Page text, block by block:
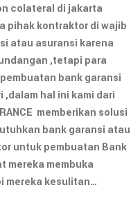
colateral di jakarta
pihak kontraktor di wajib
atau asuransi karena
,tetapi para
bank garansi
hal ini kami dari
memberikan solusi
bank garansi atau
untuk pembuatan Bank
mereka membuka
mereka kesulitan…